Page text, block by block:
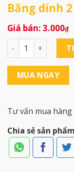
Băng dính
3.000₫
Băng dính 2 mặt
MUA NGAY
Tư vấn mua hàng
Chia sẻ sản